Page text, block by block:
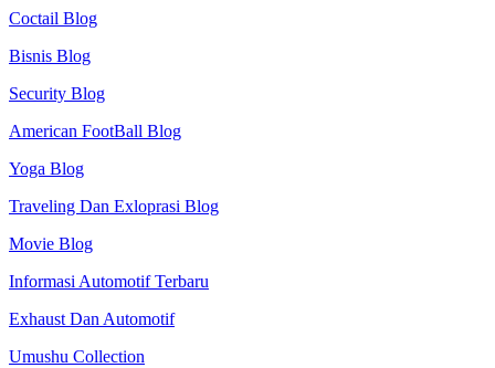
Coctail Blog
Bisnis Blog
Security Blog
American FootBall Blog
Yoga Blog
Traveling Dan Exloprasi Blog
Movie Blog
Informasi Automotif Terbaru
Exhaust Dan Automotif
Umushu Collection